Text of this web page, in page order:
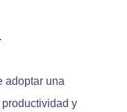
adoptar una
y